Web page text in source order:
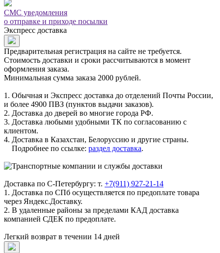
СМС уведомления
о отправке и приходе посылки
Экспресс доставка
Предварительная регистрация на сайте не требуется.
Стоимость доставки и сроки рассчитываются в момент
оформления заказа.
Минимальная сумма заказа 2000 рублей.
1. Обычная и Экспресс доставка до отделений Почты России,
и более 4900 ПВЗ (пунктов выдачи заказов).
2. Доставка до дверей во многие города РФ.
3. Доставка любыми удобными ТК по согласованию с
клиентом.
4. Доставка в Казахстан, Белоруссию и другие страны.
Подробнее по ссылке: раздел доставка.
Доставка по С-Петербургу: т. +7(911) 927-21-14
1. Доставка по СПб осуществляется по предоплате товара
через Яндекс.Доставку.
2. В удаленные районы за пределами КАД доставка
компанией СДЕК по предоплате.
Легкий возврат в течении 14 дней